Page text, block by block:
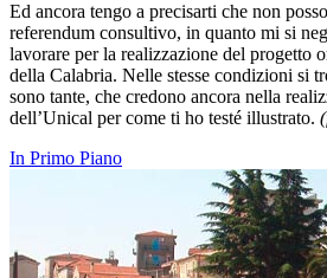
Ed ancora tengo a precisarti che non
referendum consultivo, in quanto mi si
lavorare per la realizzazione del progetto
della Calabria. Nelle stesse condizioni si
sono tante, che credono ancora nella
dell’Unical per come ti ho testé illustrato.
In Primo Piano